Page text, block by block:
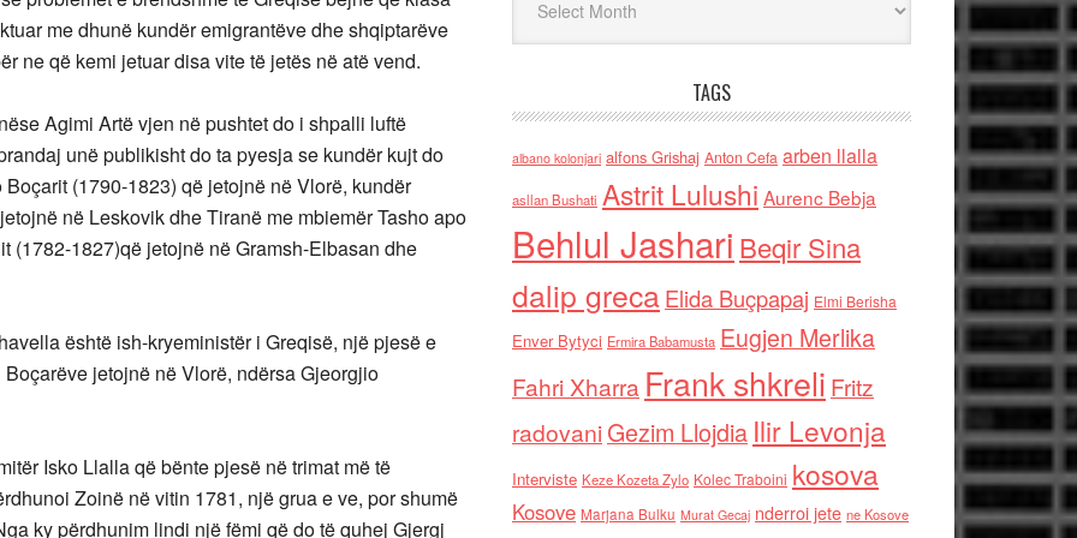
me dhunë kundër emigrantëve dhe shqiptarëve
ne që kemi jetuar disa vite të jetës në atë vend.
Agimi Artë vjen në pushtet do i shpalli luftë
unë publikisht do ta pyesja se kundër kujt do
(1790-1823) që jetojnë në Vlorë, kundër
në Leskovik dhe Tiranë me mbiemër Tasho apo
(1782-1827)që jetojnë në Gramsh-Elbasan dhe
është ish-kryeministër i Greqisë, një pjesë e
jetojnë në Vlorë, ndërsa Gjeorgjio
Isko Llalla që bënte pjesë në trimat më të
Zoinë në vitin 1781, një grua e ve, por shumë
ky përdhunim lindi një fëmi që do të quhej Gjergj
TAGS
albano kolonjari alfons Grishaj Anton Cefa arben llalla
asllan Bushati Astrit Lulushi Aurenc Bebja
Behlul Jashari Beqir Sina
dalip grecaElida Buçpapaj Elmi Berisha
Enver Bytyci Ermira Babamusta Eugjen Merlika
Fahri Xharra Frank shkreli Fritz
radovaniGezim Llojdia Ilir Levonja
Interviste Keze Kozeta Zylo Kolec Traboini kosova
Kosove Marjana Bulku Murat Gecaj nderroi jete ne Kosove